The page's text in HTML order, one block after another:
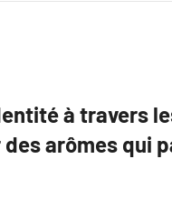
à travers
arômes qui